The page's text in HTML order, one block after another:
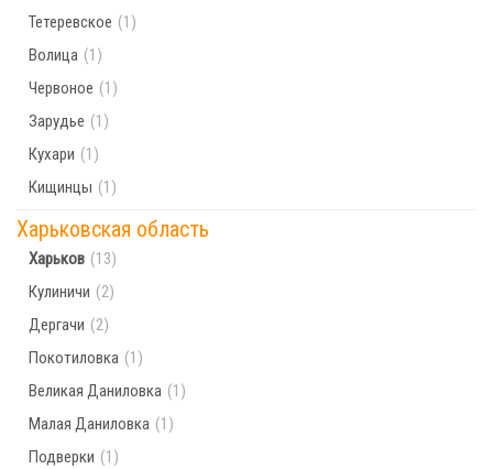
Тетеревское (1)
Волица (1)
Червоное (1)
Зарудье (1)
Кухари (1)
Кищинцы (1)
Харьковская область
Харьков (13)
Кулиничи (2)
Дергачи (2)
Покотиловка (1)
Великая Даниловка (1)
Малая Даниловка (1)
Подверки (1)